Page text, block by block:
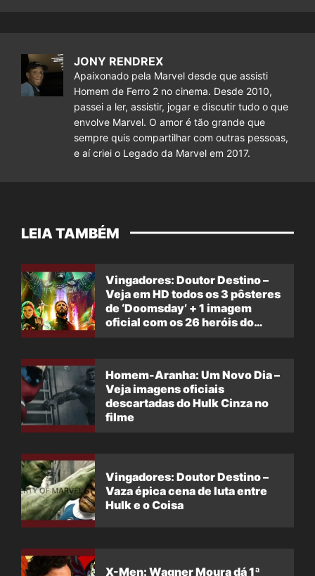
JONY RENDREX
Apaixonado pela Marvel desde que assisti
Homem de Ferro 2 no cinema. Desde 2010,
passei a ler, assistir, jogar e discutir tudo o que
envolve Marvel. O amor é tão grande que
sempre quis compartilhar com outras pessoas,
e aí criei o Legado da Marvel em 2017.
LEIA TAMBÉM
Vingadores: Doutor Destino –
Veja em HD todos os 3 pôsteres
de ‘Doomsday’ + 1 imagem
oficial com os 26 heróis do
Homem-Aranha: Um Novo Dia –
Veja imagens oficiais
descartadas do Hulk Cinza no
filme
Vingadores: Doutor Destino –
Vaza épica cena de luta entre
Hulk e o Coisa
X-Men: Wagner Moura dá 1ª